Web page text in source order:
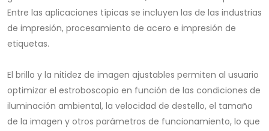
Entre las aplicaciones típicas se incluyen las de las industrias
de impresión, procesamiento de acero e impresión de
etiquetas.
El brillo y la nitidez de imagen ajustables permiten al usuario
optimizar el estroboscopio en función de las condiciones de
iluminación ambiental, la velocidad de destello, el tamaño
de la imagen y otros parámetros de funcionamiento, lo que